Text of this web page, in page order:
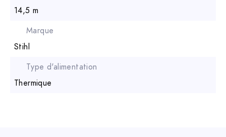
14,5 m
Marque
Stihl
Type d'alimentation
Thermique